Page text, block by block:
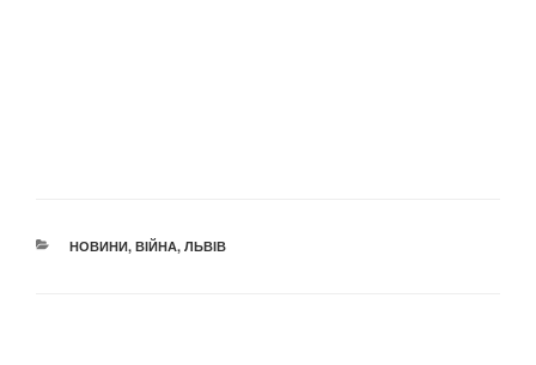
КАТЕГОРІЇ
НОВИНИ, ВІЙНА, ЛЬВІВ